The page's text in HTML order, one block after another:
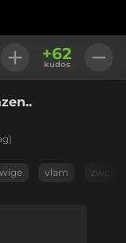
+62
kudos
vlam zwolle